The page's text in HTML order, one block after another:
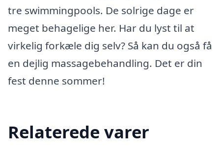
tre swimmingpools. De solrige dage er
meget behagelige her. Har du lyst til at
virkelig forkæle dig selv? Så kan du også få
en dejlig massagebehandling. Det er din
fest denne sommer!
Relaterede varer